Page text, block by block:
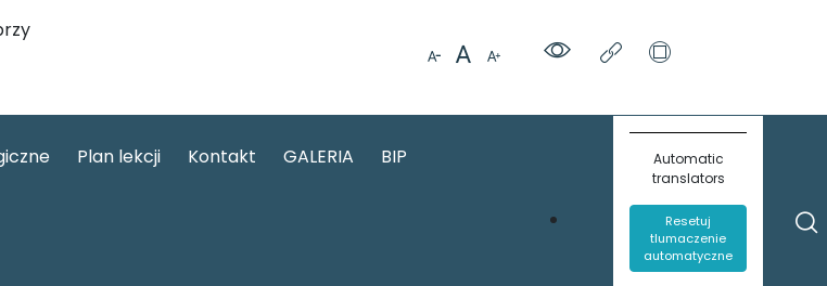
Plan lekcji Kontakt GALERIA BIP
Automatic
translators
Resetuj
tlumaczenie
automatyczne